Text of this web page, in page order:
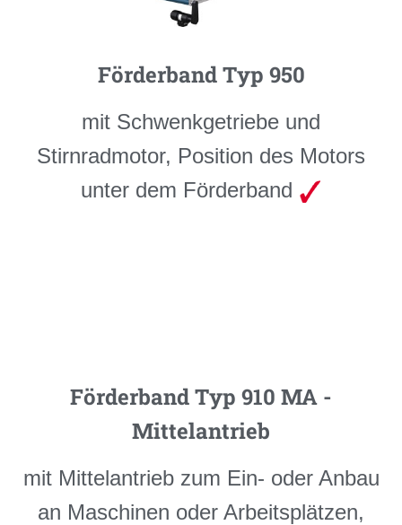
Förderband Typ 950
mit Schwenkgetriebe und
Stirnradmotor, Position des Motors
unter dem Förderband
Förderband Typ 910 MA -
Mittelantrieb
mit Mittelantrieb zum Ein- oder Anbau
an Maschinen oder Arbeitsplätzen,